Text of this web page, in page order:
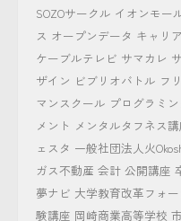
SOZOサークル イオンモー
ス オープンデータ キャリ
ケーブルテレビ サマカレ
ザイン ビブリオバトル フ
マンスクール プログラミ
メント メンタルタフネス
ェスタ 一般社団法人火
ガス不動産 会計 公開講座
夢ナビ 大学教育改革フォー
験講座 岡崎商業高等学校